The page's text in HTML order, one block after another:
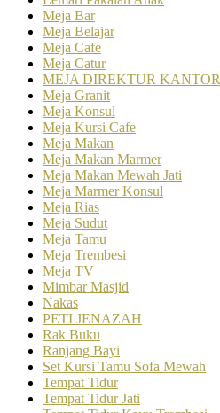
Meja Bar
Meja Belajar
Meja Cafe
Meja Catur
MEJA DIREKTUR KANTOR
Meja Granit
Meja Konsul
Meja Kursi Cafe
Meja Makan
Meja Makan Marmer
Meja Makan Mewah Jati
Meja Marmer Konsul
Meja Rias
Meja Sudut
Meja Tamu
Meja Trembesi
Meja TV
Mimbar Masjid
Nakas
PETI JENAZAH
Rak Buku
Ranjang Bayi
Set Kursi Tamu Sofa Mewah
Tempat Tidur
Tempat Tidur Jati